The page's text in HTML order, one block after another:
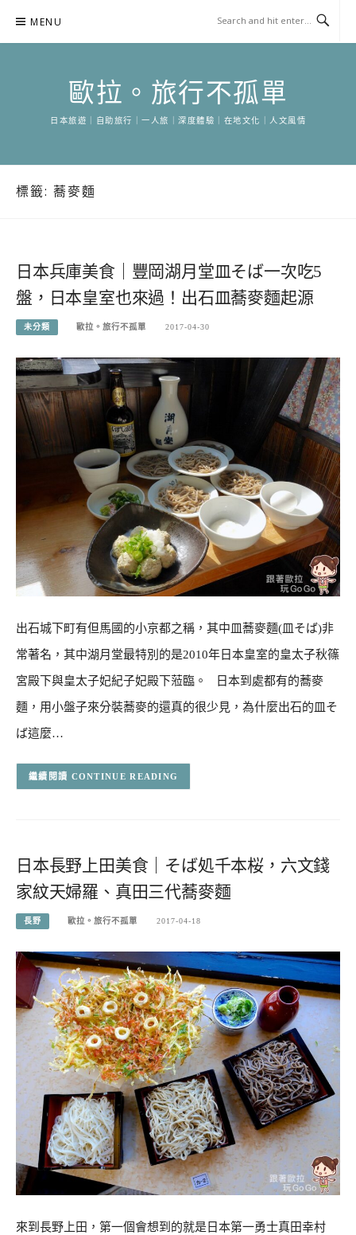
content
MENU
歐拉。旅行不孤單
日本旅遊｜自助旅行｜一人旅｜深度體驗｜在地文化｜人文風情
標籤: 蕎麥麵
日本兵庫美食｜豐岡湖月堂皿そば一次吃5
盤，日本皇室也來過！出石皿蕎麥麵起源
未分類 歐拉。旅行不孤單 2017-04-30
出石城下町有但馬國的小京都之稱，其中皿蕎麥麵(皿そば)非
常著名，其中湖月堂最特別的是2010年日本皇室的皇太子秋篠
宮殿下與皇太子妃紀子妃殿下蒞臨。 日本到處都有的蕎麥
麵，用小盤子來分裝蕎麥的還真的很少見，為什麼出石的皿そ
ば這麼…
CONTINUE READING
日本長野上田美食｜そば処千本桜，六文錢
家紋天婦羅、真田三代蕎麥麵
長野 歐拉。旅行不孤單 2017-04-18
來到長野上田，第一個會想到的就是日本第一勇士真田幸村